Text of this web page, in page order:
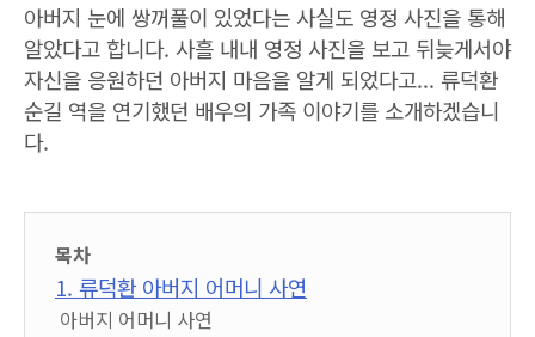
아버지 눈에 쌍꺼풀이 있었다는 사실도 영정 사진을 통해
알았다고 합니다. 사흘 내내 영정 사진을 보고 뒤늦게서야
자신을 응원하던 아버지 마음을 알게 되었다고... 류덕환
순길 역을 연기했던 배우의 가족 이야기를 소개하겠습니
다.
목차
1. 류덕환 아버지 어머니 사연
아버지 어머니 사연